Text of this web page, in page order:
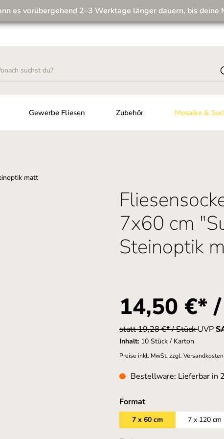
Wir machen unseren Musterversand fit für die Zukunft! 💪
es vorübergehend 2–3 Werktage länger dauern, bis deine
Gewerbe Fliesen Zubehör Mosaike &
7x60 cm
Steinoptik
14,50 €*
statt 19,28 €* / StückUVP
Inhalt: 10 Stück / Karton
Preise inkl. MwSt. zzgl. Versandkosten
Bestellware: Lieferbar in
Formatauswählen
7 x 60 cm 7 x 120 cm